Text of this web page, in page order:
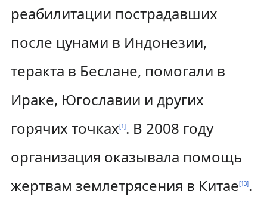
реабилитации пострадавших
после цунами в Индонезии,
теракта в Беслане, помогали в
Ираке, Югославии и других
горячих точках[1]. В 2008 году
организация оказывала помощь
жертвам землетрясения в Китае[13].